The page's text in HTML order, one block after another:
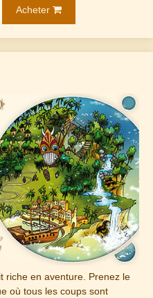
Acheter
riche en aventure. Prenez le
où tous les coups sont